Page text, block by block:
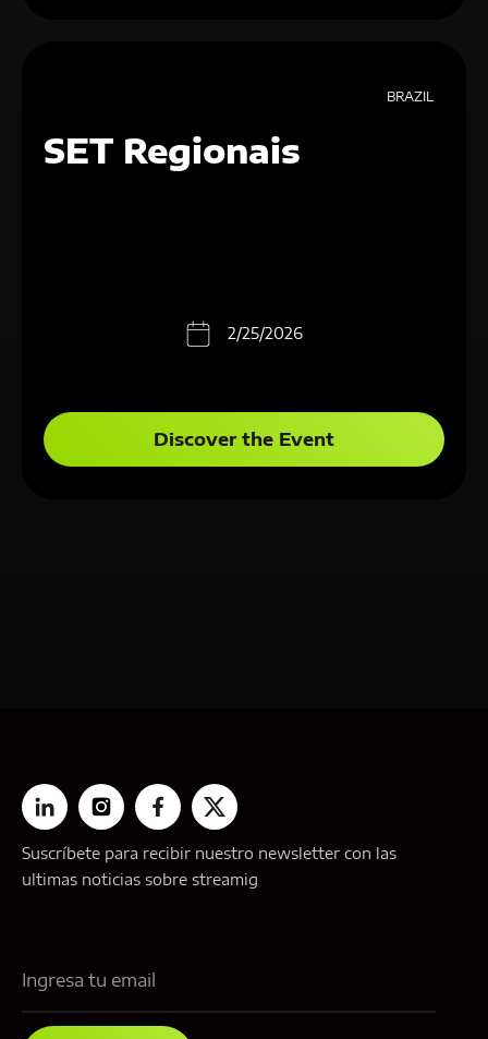
SET Regionais
BRAZIL
2/25/2026
Discover the Event
Suscríbete para recibir nuestro newsletter con las
ultimas noticias sobre streamig